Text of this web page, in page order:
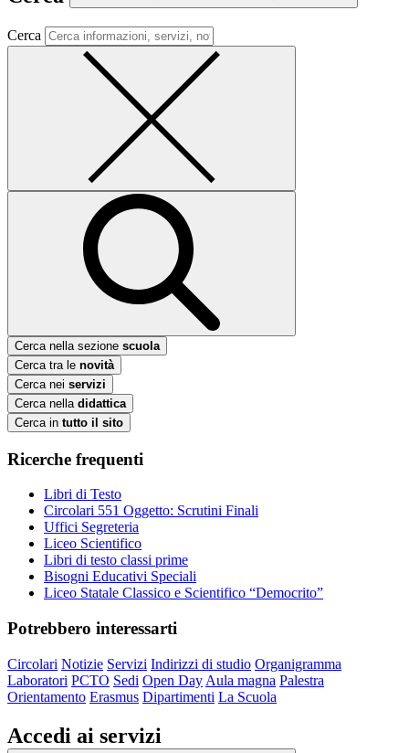
Cerca
Cerca nella sezione scuola
Cerca tra le novità
Cerca nei servizi
Cerca nella didattica
Cerca in tutto il sito
Ricerche frequenti
Libri di Testo
Circolari 551 Oggetto: Scrutini Finali
Uffici Segreteria
Liceo Scientifico
Libri di testo classi prime
Bisogni Educativi Speciali
Liceo Statale Classico e Scientifico “Democrito”
Potrebbero interessarti
Circolari Notizie Servizi Indirizzi di studio Organigramma
Laboratori PCTO Sedi Open Day Aula magna Palestra
Orientamento Erasmus Dipartimenti La Scuola
Accedi ai servizi